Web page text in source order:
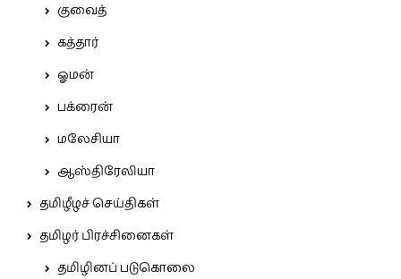
குவைத்
கத்தார்
ஓமன்
பக்ரைன்
மலேசியா
ஆஸ்திரேலியா
தமிழீழச் செய்திகள்
தமிழர் பிரச்சினைகள்
தமிழினப் படுகொலை